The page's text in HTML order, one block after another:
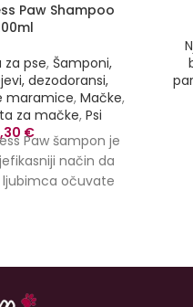
Paw Shampoo
za pse, Šamponi,
dezodoransi,
maramice, Mačke,
za mačke, Psi
€
Paw šampon je
način da
ljubimca očuvate
posebno
šape hidratizuju i